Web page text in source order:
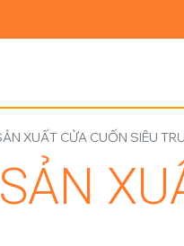
XUẤT CỬA CUỐN SIÊU